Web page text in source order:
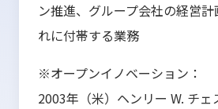
ン推進、グループ会社の経営
れに付帯する業務
※オープンイノベーション：
2003年（米）ヘンリー W. チ